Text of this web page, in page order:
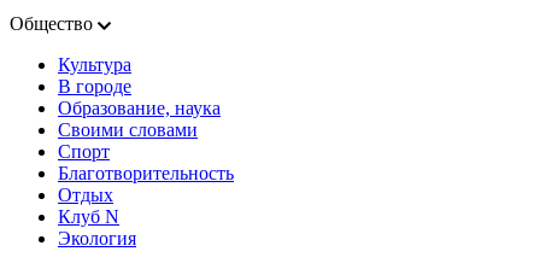
Общество
Культура
В городе
Образование, наука
Своими словами
Спорт
Благотворительность
Отдых
Клуб N
Экология